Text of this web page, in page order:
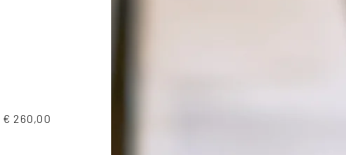
€ 260,00